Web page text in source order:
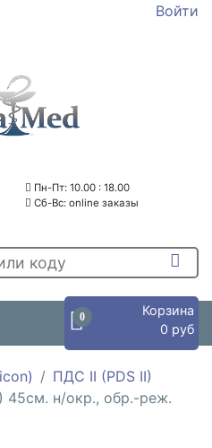
Войти
Пн-Пт: 10.00 : 18.00
Сб-Вс: online заказы
0
Корзина
0 руб
ПДС II (PDS II)
н/окр., обр.-реж.